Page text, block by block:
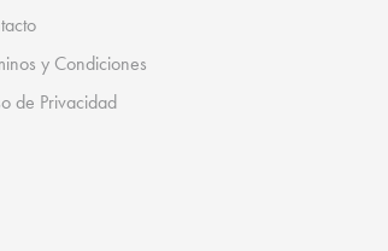
y Condiciones
de Privacidad